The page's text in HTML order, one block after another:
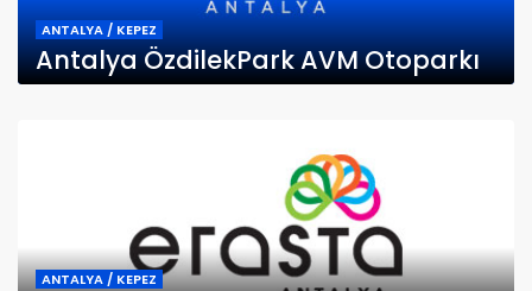
ANTALYA / KEPEZ
Antalya ÖzdilekPark AVM Otoparkı
ANTALYA / KEPEZ